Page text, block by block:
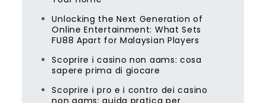
Unlocking the Next Generation of
Online Entertainment: What Sets
FU88 Apart for Malaysian Players
Scoprire i casino non aams: cosa
sapere prima di giocare
Scoprire i pro e i contro dei casino
non aams: guida pratica per